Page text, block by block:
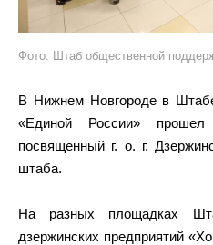
Фото: Штаб общественной
В Нижнем Новгороде в
«Единой России» прошел
посвященный г. о. г.
штаба.
На разных площадках
дзержинских предприятий